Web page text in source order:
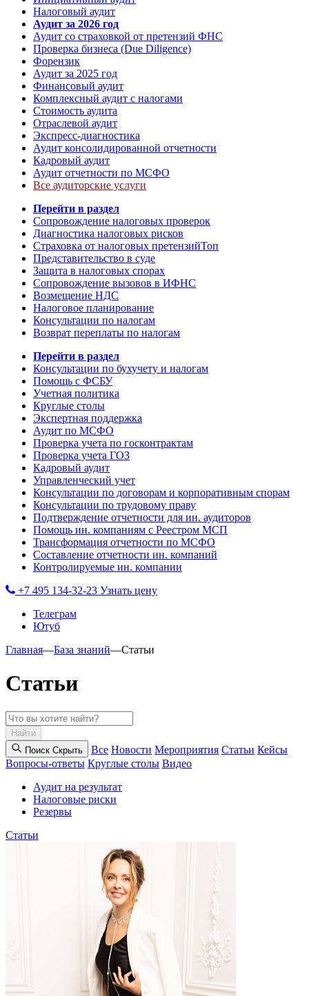
Налоговый аудит
Аудит за 2026 год
Аудит со страховкой от претензий ФНС
Проверка бизнеса (Due Diligence)
Форензик
Аудит за 2025 год
Финансовый аудит
Комплексный аудит с налогами
Стоимость аудита
Отраслевой аудит
Экспресс-диагностика
Аудит консолидированной отчетности
Кадровый аудит
Аудит отчетности по МСФО
Все аудиторские услуги
Перейти в раздел
Сопровождение налоговых проверок
Диагностика налоговых рисков
Страховка от налоговых претензийТоп
Представительство в суде
Защита в налоговых спорах
Сопровождение вызовов в ИФНС
Возмещение НДС
Налоговое планирование
Консультации по налогам
Возврат переплаты по налогам
Перейти в раздел
Консультации по бухучету и налогам
Помощь с ФСБУ
Учетная политика
Круглые столы
Экспертная поддержка
Аудит по МСФО
Проверка учета по госконтрактам
Проверка учета ГОЗ
Кадровый аудит
Управленческий учет
Консультации по договорам и корпоративным спорам
Консультации по трудовому праву
Подтверждение отчетности для ин. аудиторов
Помощь ин. компаниям с Реестром МСП
Трансформация отчетности по МСФО
Составление отчетности ин. компаний
Контролируемые ин. компании
+7 495 134-32-23 Узнать цену
Телеграм
Ютуб
Главная—База знаний—Статьи
Статьи
Найти
Поиск Cкрыть Все Новости Мероприятия Статьи Кейсы
Вопросы-ответы Круглые столы Видео
Аудит на результат
Налоговые риски
Резервы
Статьи